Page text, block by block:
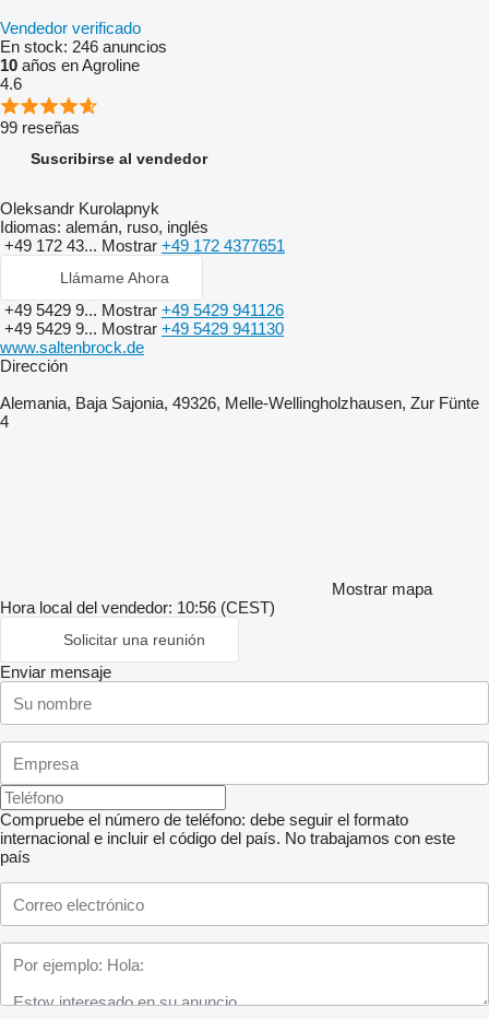
Vendedor verificado
En stock: 246 anuncios
10 años en Agroline
4.6
99 reseñas
Suscribirse al vendedor
Oleksandr Kurolapnyk
Idiomas: alemán, ruso, inglés
+49 172 43... Mostrar +49 172 4377651
Llámame Ahora
+49 5429 9... Mostrar +49 5429 941126
+49 5429 9... Mostrar +49 5429 941130
www.saltenbrock.de
Dirección
Alemania, Baja Sajonia, 49326, Melle-Wellingholzhausen, Zur Fünte
4
Mostrar mapa
Hora local del vendedor: 10:56 (CEST)
Solicitar una reunión
Enviar mensaje
Compruebe el número de teléfono: debe seguir el formato
internacional e incluir el código del país. No trabajamos con este
país